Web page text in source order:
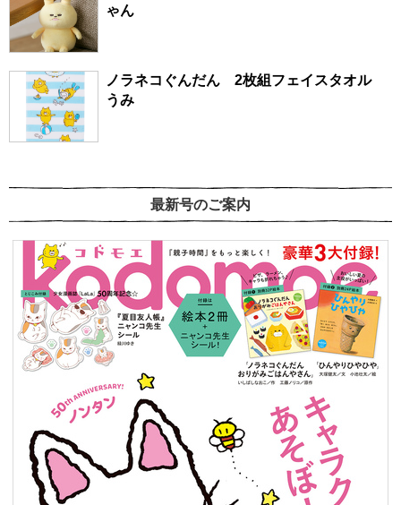
ゃん
ノラネコぐんだん 2枚組フェイスタオル
うみ
最新号のご案内